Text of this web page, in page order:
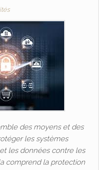
des moyens et des
les systèmes
les données contre les
comprend la protection